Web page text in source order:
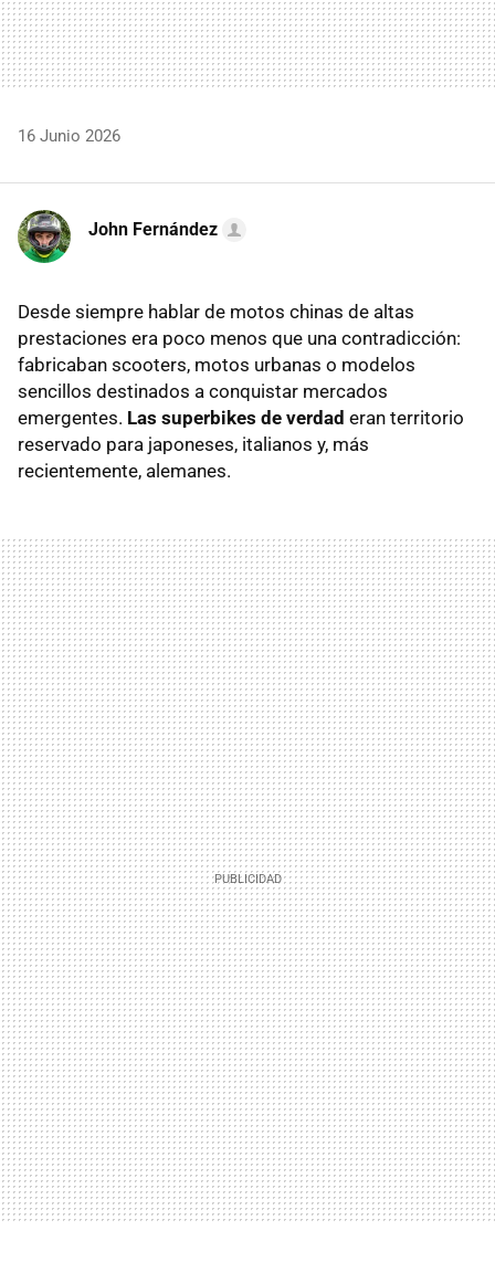
16 Junio 2026
John Fernández
Desde siempre hablar de motos chinas de altas
prestaciones era poco menos que una contradicción:
fabricaban scooters, motos urbanas o modelos
sencillos destinados a conquistar mercados
emergentes. Las superbikes de verdad eran territorio
reservado para japoneses, italianos y, más
recientemente, alemanes.